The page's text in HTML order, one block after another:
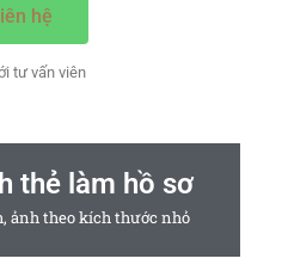
hệ
tư vấn viên
thẻ làm hồ sơ
ảnh theo kích thước nhỏ